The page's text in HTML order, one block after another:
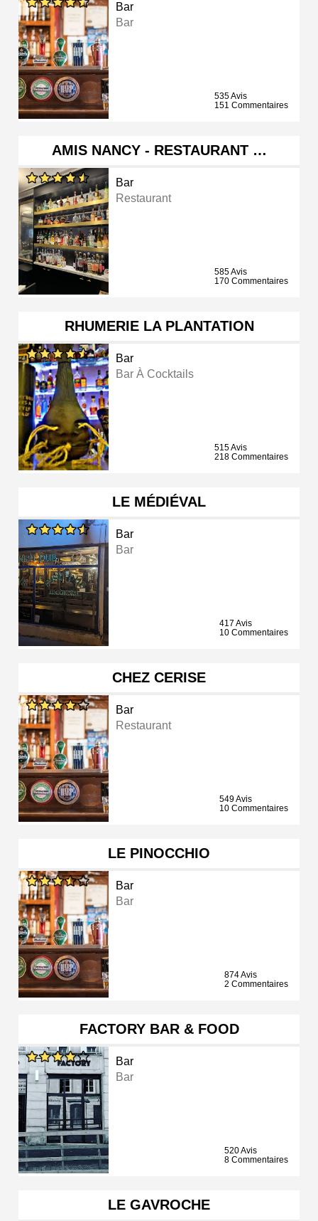
Bar
Bar
535 Avis
151 Commentaires
AMIS NANCY - RESTAURANT …
Bar
Restaurant
585 Avis
170 Commentaires
RHUMERIE LA PLANTATION
Bar
Bar À Cocktails
515 Avis
218 Commentaires
LE MÉDIÉVAL
Bar
Bar
417 Avis
10 Commentaires
CHEZ CERISE
Bar
Restaurant
549 Avis
10 Commentaires
LE PINOCCHIO
Bar
Bar
874 Avis
2 Commentaires
FACTORY BAR & FOOD
Bar
Bar
520 Avis
8 Commentaires
LE GAVROCHE